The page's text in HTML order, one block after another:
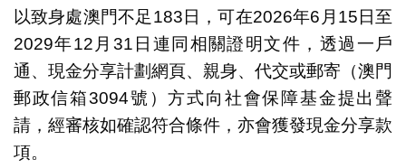
以致身處澳門不足183日，可在2026年6月15日至
2029年12月31日連同相關證明文件，透過一戶
通、現金分享計劃網頁、親身、代交或郵寄（澳門
郵政信箱3094號）方式向社會保障基金提出聲
請，經審核如確認符合條件，亦會獲發現金分享款
項。